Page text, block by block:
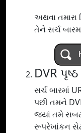
અથવા તમારા
તેને સર્ચ
DVR પૃષ્ઠ
સર્ચ બારમાં
પછી તમને
જ્યાં તમે
રૂપરેખાંકન